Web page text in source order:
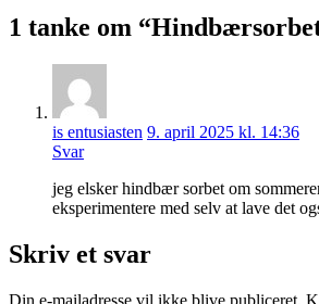
1 tanke om
is entusiasten 9. april 2025 kl. 14:36
Svar
jeg elsker hindbær sorbet om
eksperimentere med selv at lave det
Skriv et svar
Din e-mailadresse vil ikke blive publiceret.